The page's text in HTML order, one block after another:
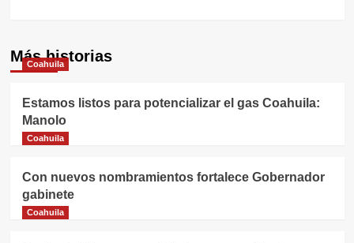
Más historias
Coahuila
Estamos listos para potencializar el gas Coahuila:
Manolo
Coahuila
Con nuevos nombramientos fortalece Gobernador
gabinete
Coahuila